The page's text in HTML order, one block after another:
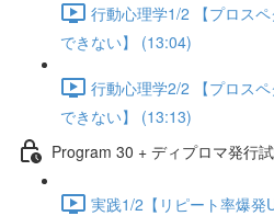
行動心理学1/2 【プロス
できない】 (13:04)
行動心理学2/2 【プロス
できない】 (13:13)
Program 30 + ディプロマ発行
実践1/2【リピート率爆発